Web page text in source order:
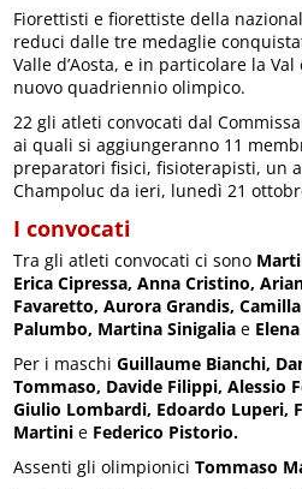
Fiorettisti e fiorettiste della
reduci dalle tre medaglie
Valle d’Aosta, e in particolare la
nuovo quadriennio olimpico.
22 gli atleti convocati dal
ai quali si aggiungeranno 11
preparatori fisici, fisioterapisti, un
Champoluc da ieri, lunedì 21
I convocati
Tra gli atleti convocati ci sono
Erica Cipressa, Anna Cristino,
Favaretto, Aurora Grandis,
Palumbo, Martina Sinigalia e
Per i maschiGuillaume Bianchi,
Tommaso, Davide Filippi, Alessio
Giulio Lombardi, Edoardo Luperi,
Martini e Federico Pistorio.
Assenti gli olimpioniciTommaso